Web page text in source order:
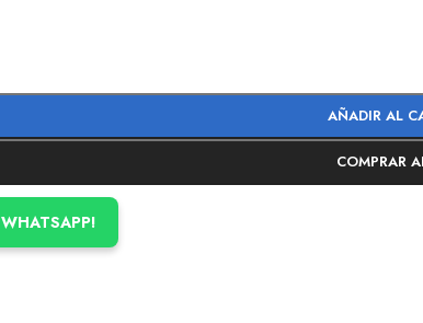
AÑADIR AL
COMPRAR